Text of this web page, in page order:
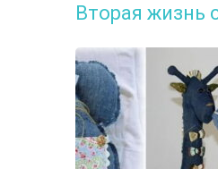
Вторая жизнь